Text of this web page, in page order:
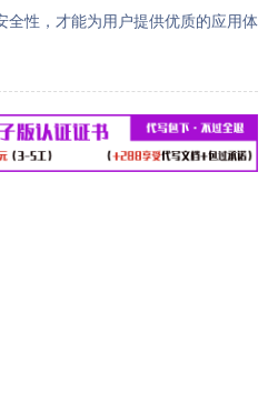
全性，才能为用户提供优质的应用体